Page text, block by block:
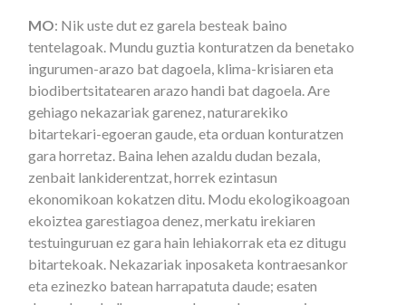
MO: Nik uste dut ez garela besteak baino
tentelagoak. Mundu guztia konturatzen da benetako
ingurumen-arazo bat dagoela, klima-krisiaren eta
biodibertsitatearen arazo handi bat dagoela. Are
gehiago nekazariak garenez, naturarekiko
bitartekari-egoeran gaude, eta orduan konturatzen
gara horretaz. Baina lehen azaldu dudan bezala,
zenbait lankiderentzat, horrek ezintasun
ekonomikoan kokatzen ditu. Modu ekologikoagoan
ekoiztea garestiagoa denez, merkatu irekiaren
testuinguruan ez gara hain lehiakorrak eta ez ditugu
bitartekoak. Nekazariak inposaketa kontraesankor
eta ezinezko batean harrapatuta daude; esaten